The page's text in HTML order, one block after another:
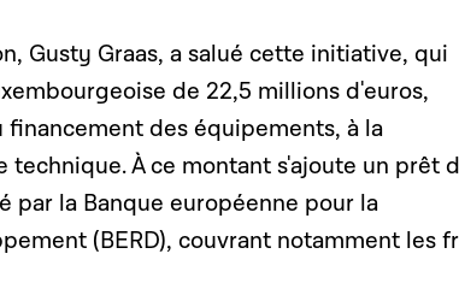
Gusty Graas, a salué cette initiative, qui
de 22,5 millions d'euros,
des équipements, à la
technique. À ce montant s'ajoute un prêt
par la Banque européenne pour la
(BERD), couvrant notamment les